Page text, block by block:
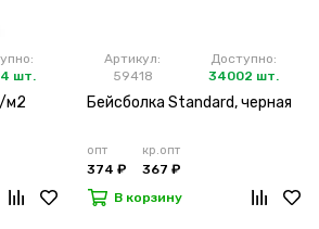
шт.
м2
Артикул:
59418
Доступно:
34002 шт.
Бейсболка Standard, черная
опт
374 ₽
кр.опт
367 ₽
В корзину